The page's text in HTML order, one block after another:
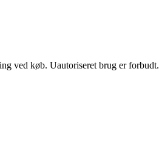
ved køb. Uautoriseret brug er forbudt.